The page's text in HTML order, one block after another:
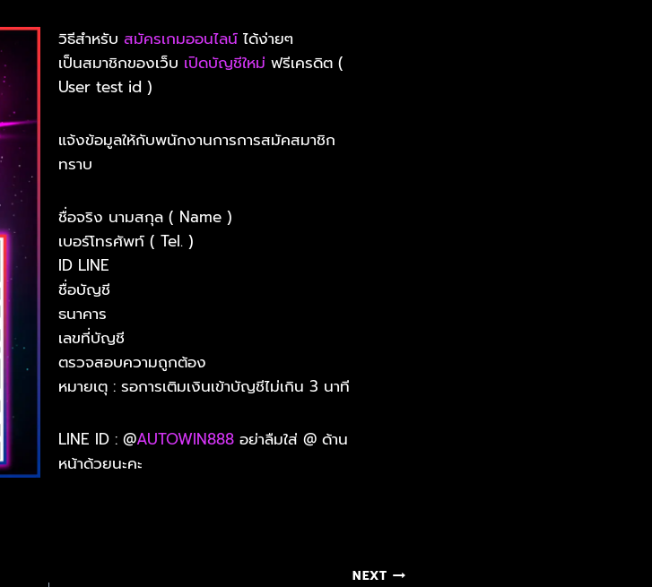
วิธีสำหรับ สมัครเกมออนไลน์ ได้ง่ายๆ
เป็นสมาชิกของเว็บ เปิดบัญชีใหม่ ฟรีเครดิต (
User test id )
แจ้งข้อมูลให้กับพนักงานการการสมัคสมาชิก
ทราบ
ชื่อจริง นามสกุล ( Name )
เบอร์โทรศัพท์ ( Tel. )
ID LINE
ชื่อบัญชี
ธนาคาร
เลขที่บัญชี
ตรวจสอบความถูกต้อง
หมายเตุ : รอการเติมเงินเข้าบัญชีไม่เกิน 3 นาที
LINE ID : @AUTOWIN888 อย่าลืมใส่ @ ด้าน
หน้าด้วยนะคะ
NEXT